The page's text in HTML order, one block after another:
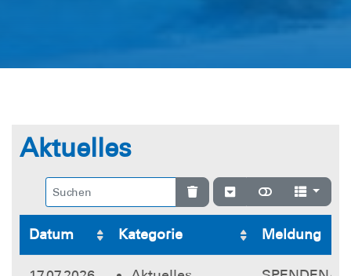
Aktuelles
Datum Kategorie Meldung